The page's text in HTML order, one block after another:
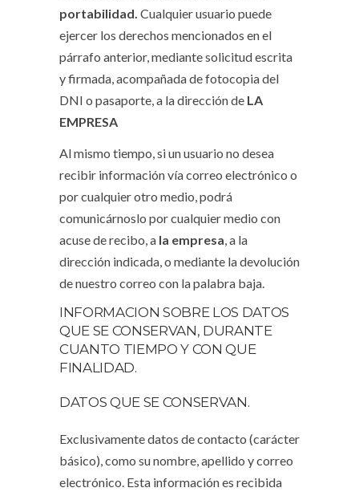
portabilidad. Cualquier usuario puede
ejercer los derechos mencionados en el
párrafo anterior, mediante solicitud escrita
y firmada, acompañada de fotocopia del
DNI o pasaporte, a la dirección de LA
EMPRESA
Al mismo tiempo, si un usuario no desea
recibir información vía correo electrónico o
por cualquier otro medio, podrá
comunicárnoslo por cualquier medio con
acuse de recibo, a la empresa, a la
dirección indicada, o mediante la devolución
de nuestro correo con la palabra baja.
INFORMACION SOBRE LOS DATOS
QUE SE CONSERVAN, DURANTE
CUANTO TIEMPO Y CON QUE
FINALIDAD.
DATOS QUE SE CONSERVAN.
Exclusivamente datos de contacto (carácter
básico), como su nombre, apellido y correo
electrónico. Esta información es recibida